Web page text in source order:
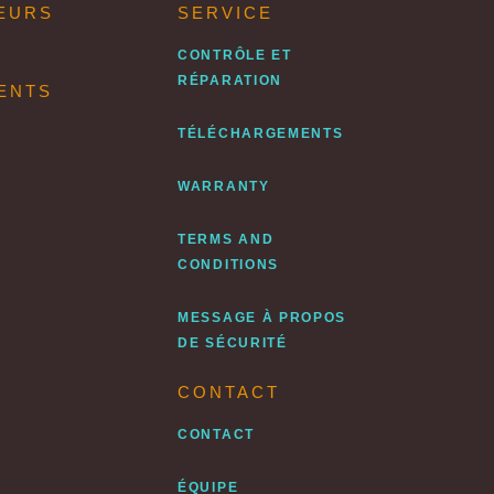
SERVICE
CONTRÔLE ET
RÉPARATION
TÉLÉCHARGEMENTS
WARRANTY
TERMS AND
CONDITIONS
MESSAGE À PROPOS
DE SÉCURITÉ
CONTACT
CONTACT
ÉQUIPE